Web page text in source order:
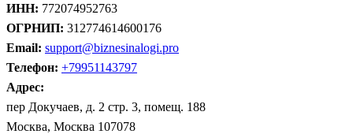
ИНН: 772074952763
ОГРНИП: 312774614600176
Email: support@biznesinalogi.pro
Телефон: +79951143797
Адрес:
пер Докучаев, д. 2 стр. 3, помещ. 188
Москва, Москва 107078